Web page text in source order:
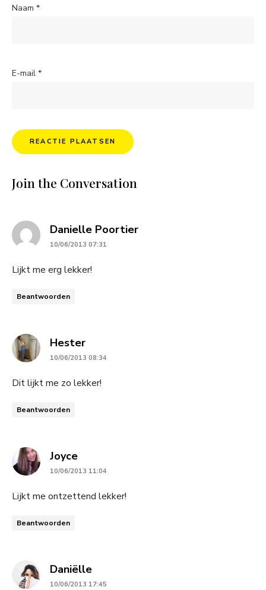
Naam *
E-mail *
Join the Conversation
Danielle Poortiersays:
10/06/2013 07:31
Lijkt me erg lekker!
Beantwoorden
Hestersays:
10/06/2013 08:34
Dit lijkt me zo lekker!
Beantwoorden
Joycesays:
10/06/2013 11:04
Lijkt me ontzettend lekker!
Beantwoorden
Daniëllesays:
10/06/2013 17:45